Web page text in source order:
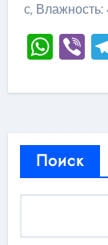
с, Влажность:
Поиск